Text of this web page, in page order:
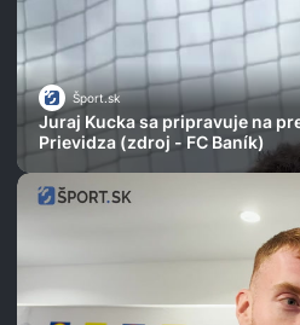
Šport.sk
Juraj Kucka sa pripravuje na
Prievidza (zdroj - FC Baník)